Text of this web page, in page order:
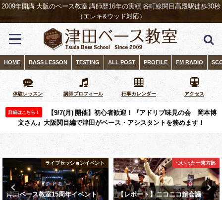
2009年開講 大阪のベース教室 講師歴16年の実績 谷町線関目高殿駅徒歩30秒
（エレキ&ウッド対応）
HOME BASS LESSON TESTING ALL POST PROFILE FM RADIO
体験レッスン 講師プロフィール 行事カレンダー アクセス
詳細はこちら！
【9/7(月) 開催】初心者歓迎！『アドリブ味見の会 岡本博
文さん』大阪関目編で津田がベース・アシスタントを務めます！
ついったー東方部
【レポート】ニコニコ超会議
ライブセッションイベント
1961 ビンテージジャズベースを